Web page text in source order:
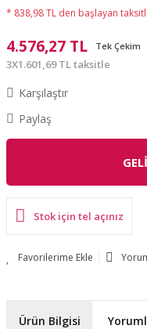
* 838,98 TL den başlayan
4.576,27 TL Tek Çekim
3X1.601,69 TL taksitle
Karşılaştır
Paylaş
Stok için tel açınız
Ürün Bilgisi